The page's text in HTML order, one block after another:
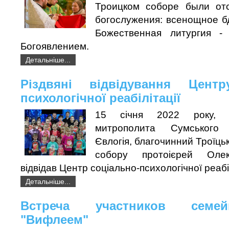
Троицком соборе были
богослужения: всенощное
Божественная литургия
Богоявлением.
Детальніше...
Різдвяні відвідування
психологічної реабілітації
15 січня 2022 року, з
митрополита
Євлогія, благочинний
собору протоієрей
відвідав Центр соціально-психологічної
Детальніше...
Встреча участников
"Вифлеем"